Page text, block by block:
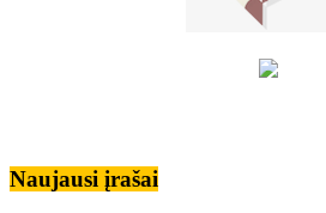
Naujausi įrašai